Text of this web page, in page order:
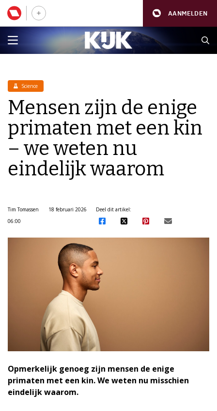
AANMELDEN
Science
Mensen zijn de enige
primaten met een kin
– we weten nu
eindelijk waarom
Tim Tomassen
18 februari 2026
06:00
Deel dit artikel:
Opmerkelijk genoeg zijn mensen de enige
primaten met een kin. We weten nu misschien
eindelijk waarom.